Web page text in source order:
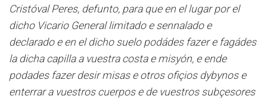
Cristóval Peres, defunto, para que en el lugar por el
dicho Vicario General limitado e sennalado e
declarado e en el dicho suelo podádes fazer e fagádes
la dicha capilla a vuestra costa e misyón, e ende
podades fazer desir misas e otros ofiçios dybynos e
enterrar a vuestros cuerpos e de vuestros subçesores